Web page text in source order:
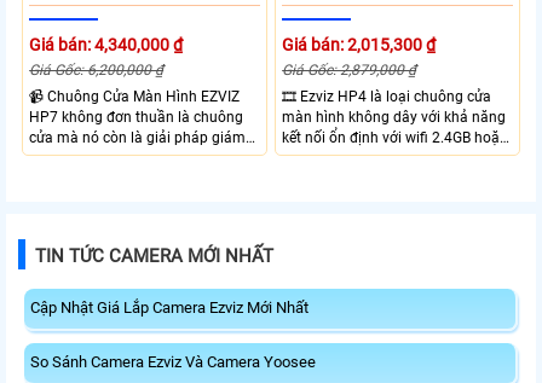
Giá bán: 4,340,000 ₫
Giá Gốc: 6,200,000 ₫
📹 Chuông Cửa Màn Hình EZVIZ
HP7 không đơn thuần là chuông
cửa mà nó còn là giải pháp giám
sát an ninh toàn diện cho khu vực
chuông cửa với độ phân giải 2K
đảm bảo khu vực ra vào luôn được
Giá bán: 2,015,300 ₫
Giá Gốc: 2,879,000 ₫
🎞 Ezviz HP4 là loại chuông cửa
màn hình không dây với khả năng
kết nối ổn định với wifi 2.4GB hoặc
tần số trộn. Với camera chuông
TIN TỨC CAMERA MỚI NHẤT
Cập Nhật Giá Lắp Camera Ezviz Mới Nhất
So Sánh Camera Ezviz Và Camera Yoosee